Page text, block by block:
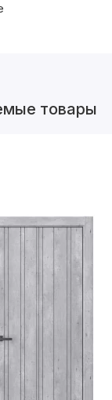
товары